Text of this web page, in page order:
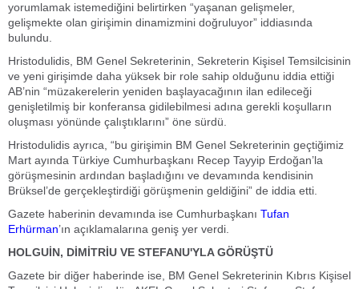
yorumlamak istemediğini belirtirken “yaşanan gelişmeler,
gelişmekte olan girişimin dinamizmini doğruluyor” iddiasında
bulundu.
Hristodulidis, BM Genel Sekreterinin, Sekreterin Kişisel Temsilcisinin
ve yeni girişimde daha yüksek bir role sahip olduğunu iddia ettiği
AB’nin “müzakerelerin yeniden başlayacağının ilan edileceği
genişletilmiş bir konferansa gidilebilmesi adına gerekli koşulların
oluşması yönünde çalıştıklarını” öne sürdü.
Hristodulidis ayrıca, “bu girişimin BM Genel Sekreterinin geçtiğimiz
Mart ayında Türkiye Cumhurbaşkanı Recep Tayyip Erdoğan’la
görüşmesinin ardından başladığını ve devamında kendisinin
Brüksel’de gerçekleştirdiği görüşmenin geldiğini” de iddia etti.
Gazete haberinin devamında ise Cumhurbaşkanı Tufan
Erhürman’ın açıklamalarına geniş yer verdi.
HOLGUİN, DİMİTRİU VE STEFANU'YLA GÖRÜŞTÜ
Gazete bir diğer haberinde ise, BM Genel Sekreterinin Kıbrıs Kişisel